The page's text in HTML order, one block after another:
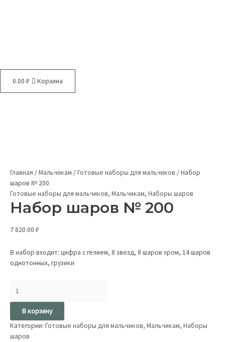
0.00 ₽ Корзина
Главная /Мальчикам /Готовые наборы для мальчиков /Набор
шаров № 200
Готовые наборы для мальчиков, Мальчикам, Наборы шаров
Набор шаров № 200
7 820.00 ₽
В набор входит: цифра с гелием, 8 звезд, 8 шаров хром, 14 шаров
однотонных, грузики
В корзину
Категории: Готовые наборы для мальчиков, Мальчикам, Наборы
шаров